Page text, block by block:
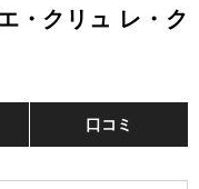
・クリュ レ・ク
口コミ